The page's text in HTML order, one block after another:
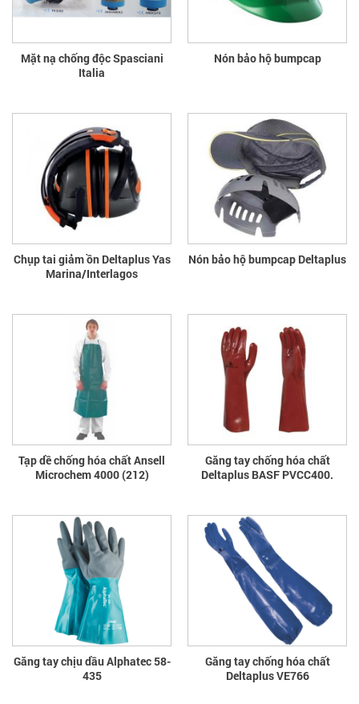
Mặt nạ chống độc Spasciani
Italia
Nón bảo hộ bumpcap
Chụp tai giảm ồn Deltaplus Yas
Marina/Interlagos
Nón bảo hộ bumpcap Deltaplus
Tạp dề chống hóa chất Ansell
Microchem 4000 (212)
Găng tay chống hóa chất
Deltaplus BASF PVCC400.
Găng tay chịu dầu Alphatec 58-
435
Găng tay chống hóa chất
Deltaplus VE766